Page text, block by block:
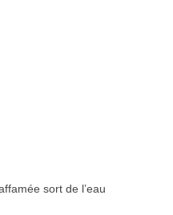
sort de l’eau